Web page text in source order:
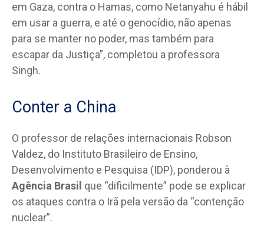
em Gaza, contra o Hamas, como Netanyahu é hábil
em usar a guerra, e até o genocídio, não apenas
para se manter no poder, mas também para
escapar da Justiça”, completou a professora
Singh.
Conter a China
O professor de relações internacionais Robson
Valdez, do Instituto Brasileiro de Ensino,
Desenvolvimento e Pesquisa (IDP), ponderou à
Agência Brasil que “dificilmente” pode se explicar
os ataques contra o Irã pela versão da “contenção
nuclear”.